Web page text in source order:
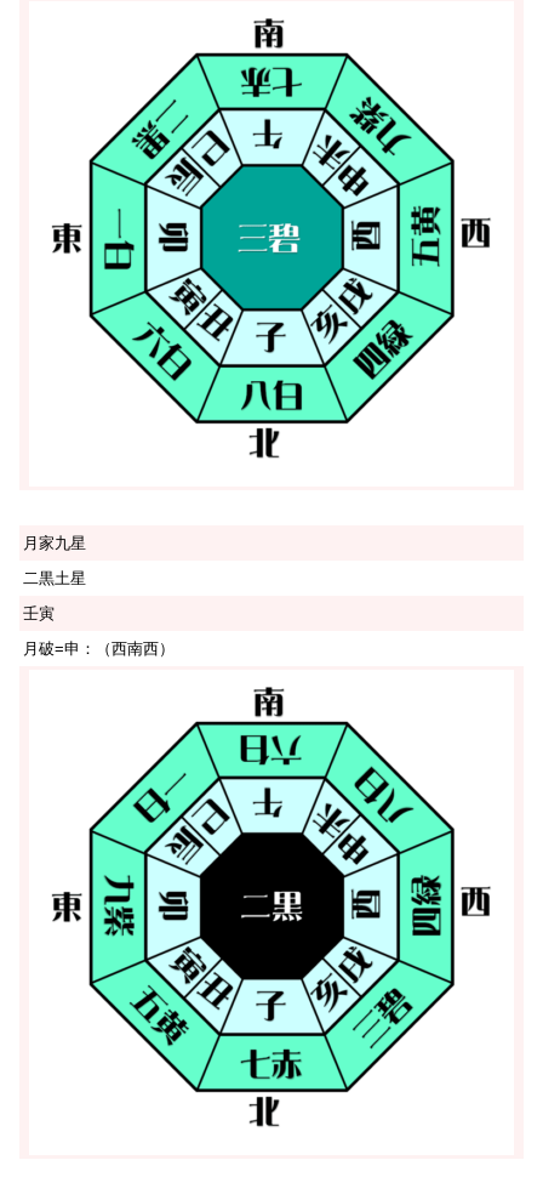
月家九星
二黒土星
壬寅
月破=申：（西南西）